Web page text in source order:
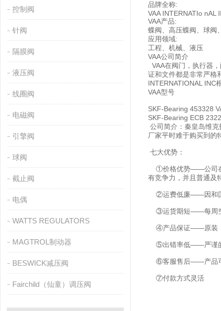
控制阀
针阀
隔膜阀
液压阀
线圈阀
电磁阀
引擎阀
球阀
截止阀
电偶
WATTS REGULATORS
MAGTROL制动器
BESWICK减压阀
Fairchild（仙童）调压阀
品牌全称:
VAA INTERNATIo nAL
VAA产品:
蝶阀、高压蝶阀、球阀
应用领域:
工程、机械、液压
VAA公司简介
VAA在阀门，执行器
证和文件都是非常严格
INTERNATIONAL INC
VAA型号
SKF-Bearing 453328
SKF-Bearing ECB
公司简介：秦皇岛维
厂家平时难于购买到的
七大优势：
①价格优势——公司在
有竞争力，并且普通及
②运费低廉——因和国
③运货期短——每周空
④产品保证——原装
⑤出错率低——严谨的
⑥客服售后——产品可
⑦付款方式灵活